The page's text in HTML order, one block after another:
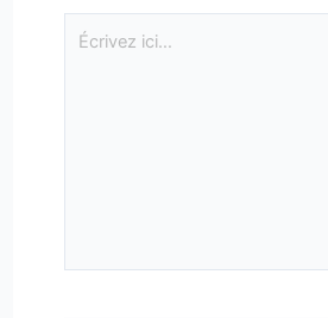
Écrivez